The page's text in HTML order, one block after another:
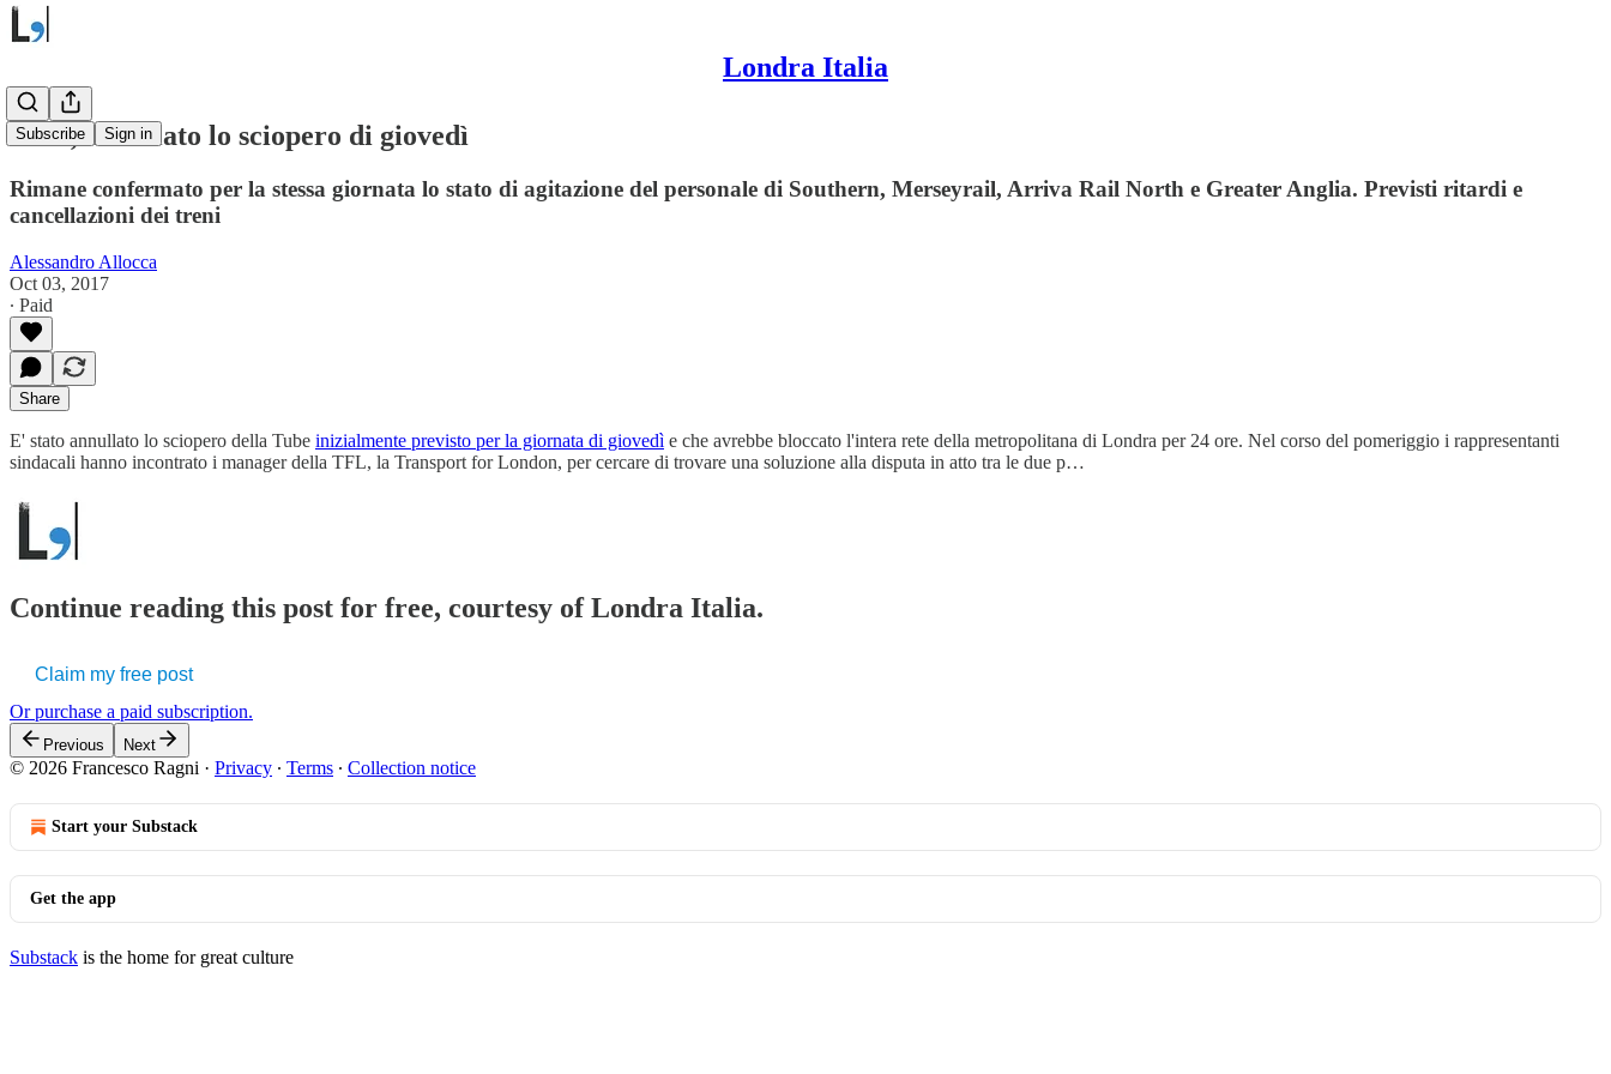
Londra Italia
Subscribe Sign in
Tube, annullato lo sciopero di giovedì
Rimane confermato per la stessa giornata lo stato di agitazione del personale di Southern, Merseyrail, Arriva Rail North e Greater Anglia. Previsti ritardi e
cancellazioni dei treni
Alessandro Allocca
Oct 03, 2017
∙ Paid
Share
E' stato annullato lo sciopero della Tube inizialmente previsto per la giornata di giovedì e che avrebbe bloccato l'intera rete della metropolitana di Londra per 24 ore. Nel corso del pomeriggio i rappresentanti
sindacali hanno incontrato i manager della TFL, la Transport for London, per cercare di trovare una soluzione alla disputa in atto tra le due p…
Continue reading this post for free, courtesy of Londra Italia.
Claim my free post
Or purchase a paid subscription.
Previous Next
© 2026 Francesco Ragni · Privacy ∙ Terms ∙ Collection notice
Start your Substack
Get the app
Substack is the home for great culture